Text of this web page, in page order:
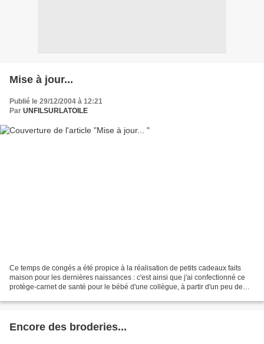
Mise à jour...
Publié le 29/12/2004 à 12:21
Par UNFILSURLATOILE
Ce temps de congés a été propice à la réalisation de petits cadeaux faits
maison pour les dernières naissances : c'est ainsi que j'ai confectionné ce
protège-carnet de santé pour le bébé d'une collègue, à partir d'un peu de
Encore des broderies...